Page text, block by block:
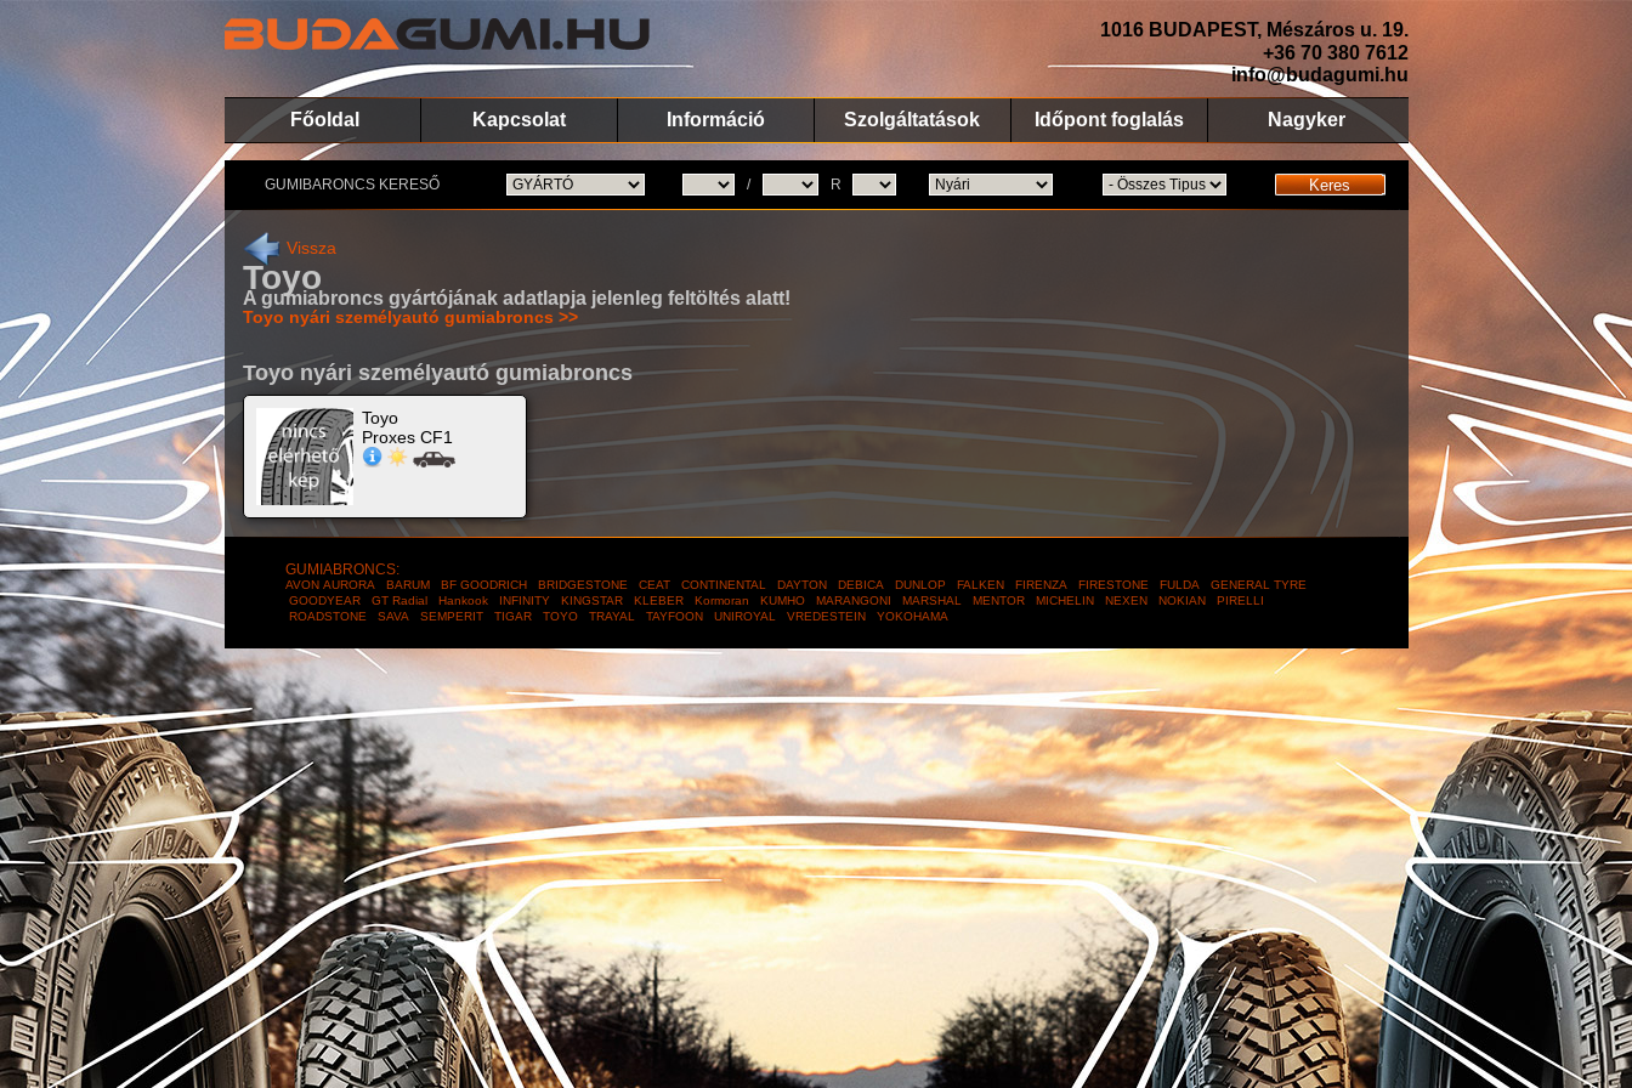
1016 BUDAPEST, Mészáros u. 19.
+36 70 380 7612
info@budagumi.hu
Főoldal Kapcsolat Információ Szolgáltatások Időpont foglalás Nagyker
GUMIBARONCS KERESŐ / R Keres
Vissza
Toyo
A gumiabroncs gyártójának adatlapja jelenleg feltöltés alatt!
Toyo nyári személyautó gumiabroncs >>
Toyo nyári személyautó gumiabroncs
Toyo
Proxes CF1
GUMIABRONCS:
AVON AURORA BARUM BF GOODRICH BRIDGESTONE CEAT CONTINENTAL DAYTON DEBICA DUNLOP FALKEN FIRENZA FIRESTONE FULDA
GENERAL TYRE
GOODYEAR
GT Radial Hankook INFINITY KINGSTAR KLEBER Kormoran KUMHO MARANGONI MARSHAL MENTOR MICHELIN NEXEN NOKIAN
PIRELLI
ROADSTONE
SAVA SEMPERIT TIGAR TOYO TRAYAL TAYFOON UNIROYAL VREDESTEIN YOKOHAMA